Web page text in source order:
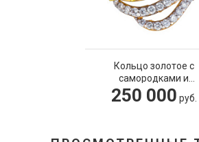
Кольцо золотое с
самородками и
бриллиантами
250 000 руб.